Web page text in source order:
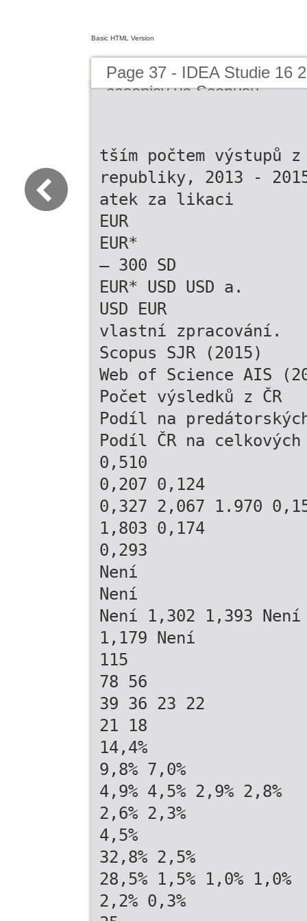
Basic HTML Version
Page 37 - IDEA Studie 16
casopisy ve Scopusu
tším počtem výstupů z
republiky, 2013 -
atek za likaci
EUR
EUR*
– 300 SD
EUR* USD USD a.
USD EUR
vlastní zpracování.
Scopus SJR (2015)
Web of Science AIS
Počet výsledků z ČR
Podíl na
Podíl ČR na
0,510
0,207 0,124
0,327 2,067 1.970
1,803 0,174
0,293
Není
Není
Není 1,302 1,393 Není
1,179 Není
115
78 56
39 36 23 22
21 18
14,4%
9,8% 7,0%
4,9% 4,5% 2,9% 2,8%
2,6% 2,3%
4,5%
32,8% 2,5%
28,5% 1,5% 1,0% 1,0%
2,2% 0,3%